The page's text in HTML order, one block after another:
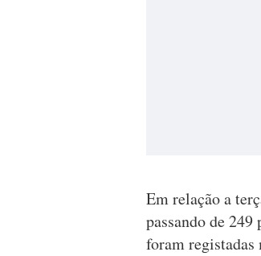
Em relação a
passando de
foram registadas